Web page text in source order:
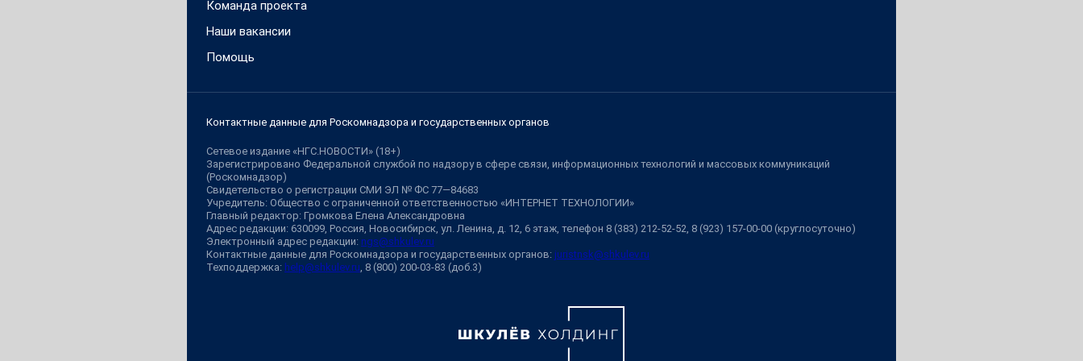
Команда проекта
Наши вакансии
Помощь
Контактные данные для Роскомнадзора и государственных органов
Сетевое издание «НГС.НОВОСТИ» (18+)
Зарегистрировано Федеральной службой по надзору в сфере связи, информационных технологий и массовых коммуникаций
(Роскомнадзор)
Свидетельство о регистрации СМИ ЭЛ № ФС 77—84683
Учредитель: Общество с ограниченной ответственностью «ИНТЕРНЕТ ТЕХНОЛОГИИ»
Главный редактор: Громкова Елена Александровна
Адрес редакции: 630099, Россия, Новосибирск, ул. Ленина, д. 12, 6 этаж, телефон 8 (383) 212-52-52, 8 (923) 157-00-00 (круглосуточно)
Электронный адрес редакции: ngs@shkulev.ru
Контактные данные для Роскомнадзора и государственных органов: juristnsk@shkulev.ru
Техподдержка: help@shkulev.ru, 8 (800) 200-03-83 (доб.3)